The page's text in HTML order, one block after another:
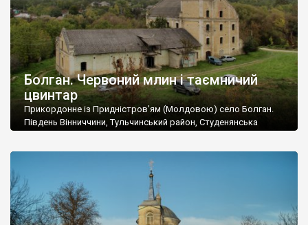
Болган. Червоний млин і таємничий
цвинтар
Прикордонне із Придністров’ям (Молдовою) село Болган.
Південь Вінниччини, Тульчинський район, Студенянська
старовинний цвинтар із кам’яними хрестами. Всі епітафії, які
збереглися, написані кирилицею, церковнослов’янською
мовою. За всіма традиційними ознаками – цвинтар
український. Хрести датуються 19 століттям. У 1924-1940
роках Болган […]